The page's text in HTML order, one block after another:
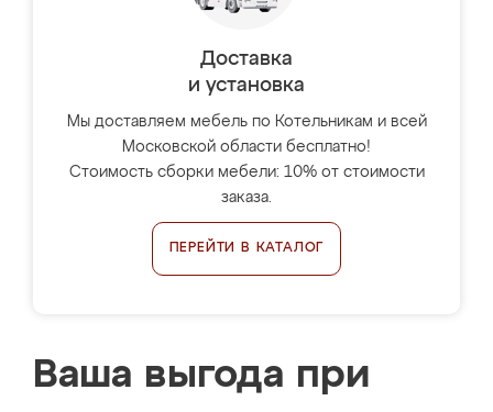
Доставка
и установка
Мы доставляем мебель по Котельникам и всей
Московской области бесплатно!
Стоимость сборки мебели: 10% от стоимости
заказа.
ПЕРЕЙТИ В КАТАЛОГ
Ваша выгода при